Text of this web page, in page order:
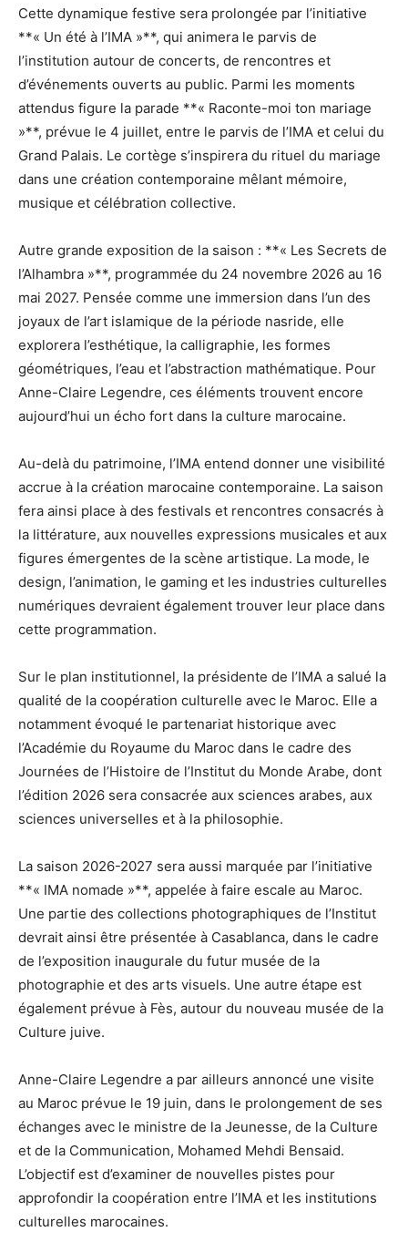
Cette dynamique festive sera prolongée par l’initiative
**« Un été à l’IMA »**, qui animera le parvis de
l’institution autour de concerts, de rencontres et
d’événements ouverts au public. Parmi les moments
attendus figure la parade **« Raconte-moi ton mariage
»**, prévue le 4 juillet, entre le parvis de l’IMA et celui du
Grand Palais. Le cortège s’inspirera du rituel du mariage
dans une création contemporaine mêlant mémoire,
musique et célébration collective.
Autre grande exposition de la saison : **« Les Secrets de
l’Alhambra »**, programmée du 24 novembre 2026 au 16
mai 2027. Pensée comme une immersion dans l’un des
joyaux de l’art islamique de la période nasride, elle
explorera l’esthétique, la calligraphie, les formes
géométriques, l’eau et l’abstraction mathématique. Pour
Anne-Claire Legendre, ces éléments trouvent encore
aujourd’hui un écho fort dans la culture marocaine.
Au-delà du patrimoine, l’IMA entend donner une visibilité
accrue à la création marocaine contemporaine. La saison
fera ainsi place à des festivals et rencontres consacrés à
la littérature, aux nouvelles expressions musicales et aux
figures émergentes de la scène artistique. La mode, le
design, l’animation, le gaming et les industries culturelles
numériques devraient également trouver leur place dans
cette programmation.
Sur le plan institutionnel, la présidente de l’IMA a salué la
qualité de la coopération culturelle avec le Maroc. Elle a
notamment évoqué le partenariat historique avec
l’Académie du Royaume du Maroc dans le cadre des
Journées de l’Histoire de l’Institut du Monde Arabe, dont
l’édition 2026 sera consacrée aux sciences arabes, aux
sciences universelles et à la philosophie.
La saison 2026-2027 sera aussi marquée par l’initiative
**« IMA nomade »**, appelée à faire escale au Maroc.
Une partie des collections photographiques de l’Institut
devrait ainsi être présentée à Casablanca, dans le cadre
de l’exposition inaugurale du futur musée de la
photographie et des arts visuels. Une autre étape est
également prévue à Fès, autour du nouveau musée de la
Culture juive.
Anne-Claire Legendre a par ailleurs annoncé une visite
au Maroc prévue le 19 juin, dans le prolongement de ses
échanges avec le ministre de la Jeunesse, de la Culture
et de la Communication, Mohamed Mehdi Bensaid.
L’objectif est d’examiner de nouvelles pistes pour
approfondir la coopération entre l’IMA et les institutions
culturelles marocaines.